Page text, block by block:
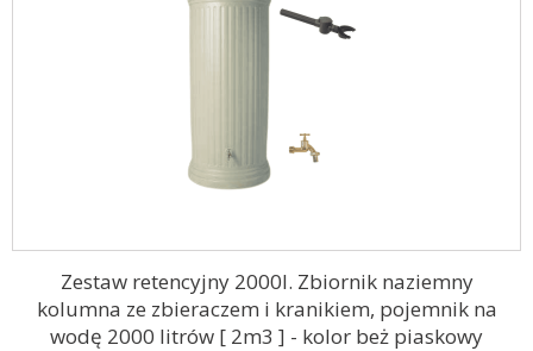
Zestaw retencyjny 2000l. Zbiornik naziemny
kolumna ze zbieraczem i kranikiem, pojemnik na
wodę 2000 litrów [ 2m3 ] - kolor beż piaskowy